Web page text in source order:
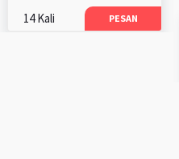
14 Kali PESAN